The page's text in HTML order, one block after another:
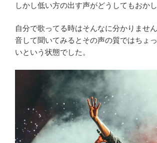
しかし低い方の出す声がどうしてもおかし
自分で歌ってる時はそんなに分かりませ
音して聞いてみるとその声の質ではちょ
いという状態でした。